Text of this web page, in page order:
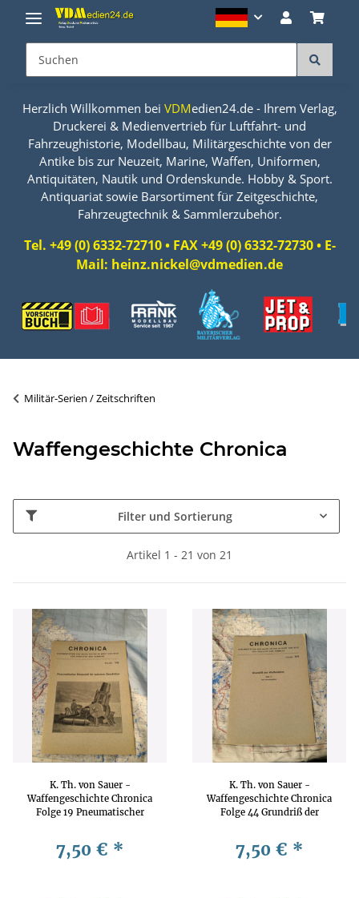
Herzlich Willkommen bei VDMedien24.de - Ihrem Verlag,
Druckerei & Medienvertrieb für Luftfahrt- und
Fahrzeughistorie, Modellbau, Militärgeschichte von der
Antike bis zur Neuzeit, Marine, Waffen, Uniformen,
Antiquitäten, Nautik und Ordenskunde. Hobby & Sport.
Antiquariat sowie Barsortiment für Zeitgeschichte,
Fahrzeugtechnik & Sammlerzubehör.
Tel. +49 (0) 6332-72710 • FAX +49 (0) 6332-72730 • E-
Mail: heinz.nickel@vdmedien.de
Militär-Serien / Zeitschriften
Waffengeschichte Chronica
Filter und Sortierung
Artikel 1 - 21 von 21
K. Th. von Sauer -
Waffengeschichte Chronica
Folge 19 Pneumatischer
Waffenkunde, Waffentechnik
7,50 € *
K. Th. von Sauer -
Waffengeschichte Chronica
Folge 44 Grundriß der
Waffengeschichte,
7,50 € *